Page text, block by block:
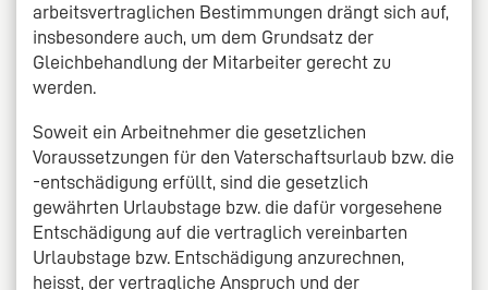
arbeitsvertraglichen Bestimmungen drängt sich auf,
insbesondere auch, um dem Grundsatz der
Gleichbehandlung der Mitarbeiter gerecht zu
werden.
Soweit ein Arbeitnehmer die gesetzlichen
Voraussetzungen für den Vaterschaftsurlaub bzw. die
-entschädigung erfüllt, sind die gesetzlich
gewährten Urlaubstage bzw. die dafür vorgesehene
Entschädigung auf die vertraglich vereinbarten
Urlaubstage bzw. Entschädigung anzurechnen,
heisst, der vertragliche Anspruch und der